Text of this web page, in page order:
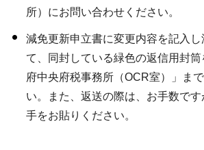
所）にお問い合わせください。
減免更新申立書に変更内容を記入
て、同封している緑色の返信用封
府中央府税事務所（OCR室）」ま
い。また、返送の際は、お手数で
手をお貼りください。